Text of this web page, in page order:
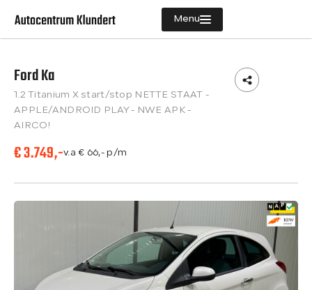
Menu
Diensten
Contact
Ford Ka
1.2 Titanium X start/stop NETTE STAAT -
APPLE/ANDROID PLAY - NWE APK -
AIRCO!
€ 3.749,-v.a € 66,- p/m